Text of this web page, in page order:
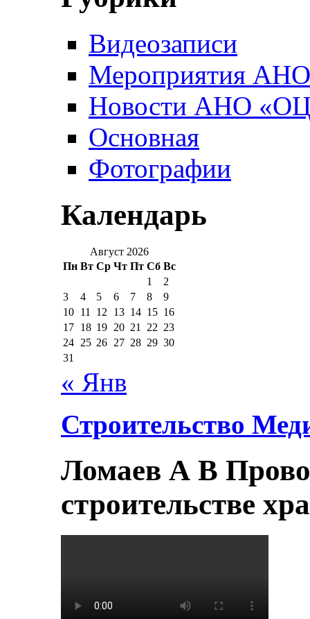
Видеозаписи
Мероприятия
Новости АНО
Основная
Фотографии
Календарь
Август 2026
Пн Вт Ср Чт Пт Сб Вс
1
2
3
4 5 6 7 8
9
10 11 12 13 14 15 16
17 18 19 20 21 22 23
24 25 26 27 28 29 30
31
« Янв
Строительство
Ломаев А В
строительстве